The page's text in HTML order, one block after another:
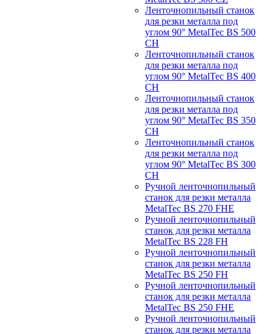
Ленточнопильный станок
для резки металла под
углом 90° MetalTec BS 500
CH
Ленточнопильный станок
для резки металла под
углом 90° MetalTec BS 400
CH
Ленточнопильный станок
для резки металла под
углом 90° MetalTec BS 350
CH
Ленточнопильный станок
для резки металла под
углом 90° MetalTec BS 300
CH
Ручной ленточнопильный
станок для резки металла
MetalTec BS 270 FHE
Ручной ленточнопильный
станок для резки металла
MetalTec BS 228 FH
Ручной ленточнопильный
станок для резки металла
MetalTec BS 250 FH
Ручной ленточнопильный
станок для резки металла
MetalTec BS 250 FHЕ
Ручной ленточнопильный
станок для резки металла